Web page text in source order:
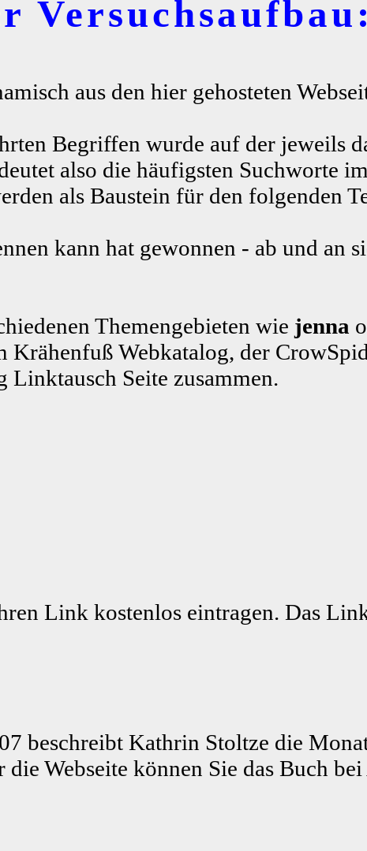
Versuchsaufbau:
aus den hier gehosteten
Begriffen wurde auf der jeweils
also die häufigsten Suchworte
als Baustein für den folgenden
kann hat gewonnen - ab und an
Themengebieten wie jenna
Krähenfuß Webkatalog, der
Seite zusammen.
Link kostenlos eintragen. Das
beschreibt Kathrin Stoltze die
Webseite können Sie das Buch